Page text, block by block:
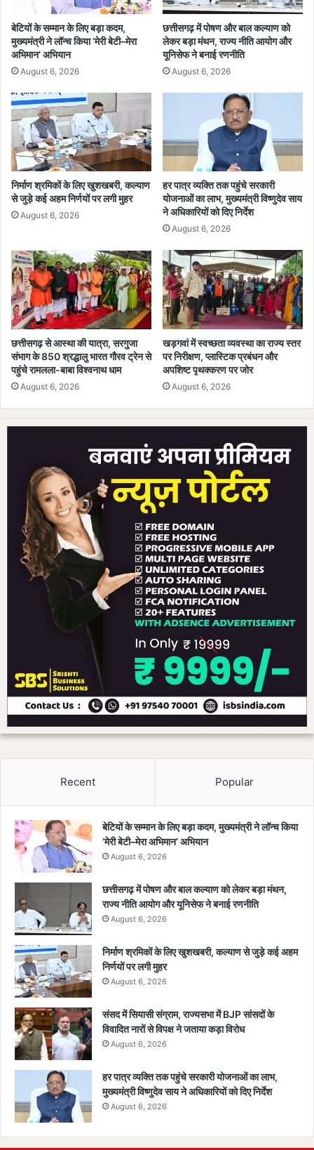
प्रो
ग्रा
म
शु
,
सी
वि
ष्णु
दे
व
सा
र
वि
धा
न
स
भा
अ
ध्य
क्ष
डॉ
.
द्घा
बेटियों के सम्मान के लिए बड़ा कदम,
मुख्यमंत्री ने लॉन्च किया ‘मेरी बेटी–मेरा
अभिमान’ अभियान
August 6, 2026
छत्तीसगढ़ में पोषण और बाल कल्याण को
लेकर बड़ा मंथन, राज्य नीति आयोग और
यूनिसेफ ने बनाई रणनीति
August 6, 2026
निर्माण श्रमिकों के लिए खुशखबरी, कल्याण
से जुड़े कई अहम निर्णयों पर लगी मुहर
August 6, 2026
हर पात्र व्यक्ति तक पहुंचे सरकारी
योजनाओं का लाभ, मुख्यमंत्री विष्णुदेव साय
ने अधिकारियों को दिए निर्देश
August 6, 2026
छत्तीसगढ़ से आस्था की यात्रा, सरगुजा
संभाग के 850 श्रद्धालु भारत गौरव ट्रेन से
पहुंचे रामलला-बाबा विश्वनाथ धाम
August 6, 2026
खड़गवां में स्वच्छता व्यवस्था का राज्य स्तर
पर निरीक्षण, प्लास्टिक प्रबंधन और
अपशिष्ट पृथक्करण पर जोर
August 6, 2026
Recent Popular
बेटियों के सम्मान के लिए बड़ा कदम, मुख्यमंत्री ने लॉन्च किया
‘मेरी बेटी–मेरा अभिमान’ अभियान
August 6, 2026
छत्तीसगढ़ में पोषण और बाल कल्याण को लेकर बड़ा मंथन,
राज्य नीति आयोग और यूनिसेफ ने बनाई रणनीति
August 6, 2026
निर्माण श्रमिकों के लिए खुशखबरी, कल्याण से जुड़े कई अहम
निर्णयों पर लगी मुहर
August 6, 2026
संसद में सियासी संग्राम, राज्यसभा में BJP सांसदों के
विवादित नारों से विपक्ष ने जताया कड़ा विरोध
August 6, 2026
हर पात्र व्यक्ति तक पहुंचे सरकारी योजनाओं का लाभ,
मुख्यमंत्री विष्णुदेव साय ने अधिकारियों को दिए निर्देश
August 6, 2026